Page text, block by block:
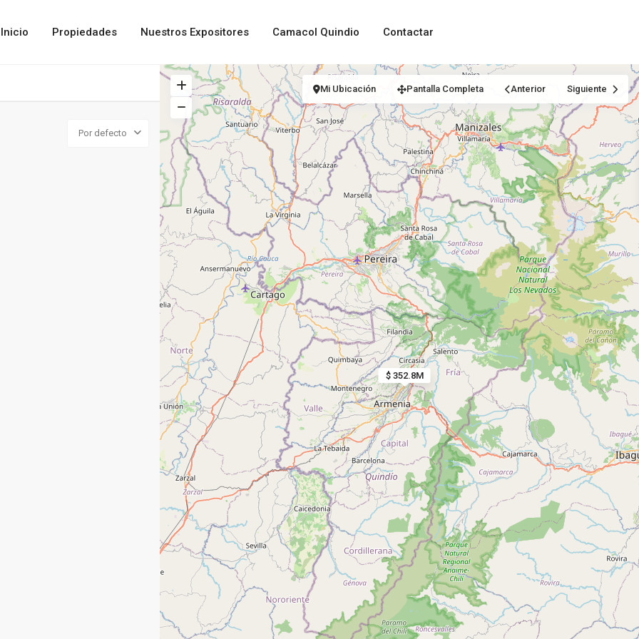
Inicio Propiedades Nuestros Expositores Camacol Quindio Contactar
$ 352.8M
Mi Ubicación Pantalla Completa Anterior Siguiente
Por defecto